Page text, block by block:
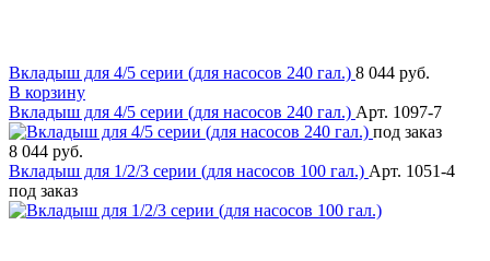
Вкладыш для 4/5 серии (для насосов 240 гал.) 8 044 руб.
В корзину
Вкладыш для 4/5 серии (для насосов 240 гал.) Арт. 1097-7
под заказ
8 044 руб.
Вкладыш для 1/2/3 серии (для насосов 100 гал.) Арт. 1051-4
под заказ